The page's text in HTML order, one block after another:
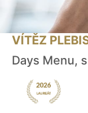
VÍTĚZ
Days Menu,